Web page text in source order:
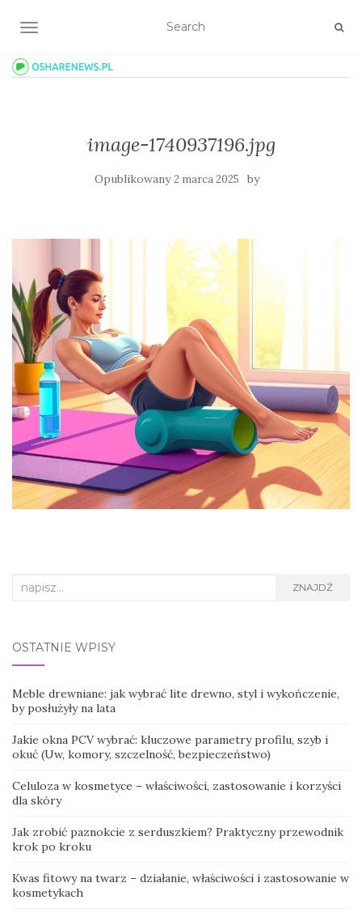
TOGGLE NAVIGATION
image-1740937196.jpg
Opublikowany2 marca 2025 by
Search
ZNAJDŹ
OSTATNIE WPISY
Meble drewniane: jak wybrać lite drewno, styl i wykończenie,
by posłużyły na lata
Jakie okna PCV wybrać: kluczowe parametry profilu, szyb i
okuć (Uw, komory, szczelność, bezpieczeństwo)
Celuloza w kosmetyce – właściwości, zastosowanie i korzyści
dla skóry
Jak zrobić paznokcie z serduszkiem? Praktyczny przewodnik
krok po kroku
Kwas fitowy na twarz – działanie, właściwości i zastosowanie w
kosmetykach